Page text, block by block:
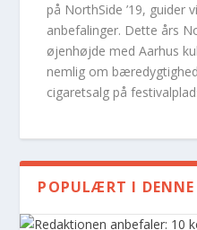
på NorthSide ’19, guider
anbefalinger. Dette års
øjenhøjde med Aarhus
nemlig om
cigaretsalg på
POPULÆRT I DENNE